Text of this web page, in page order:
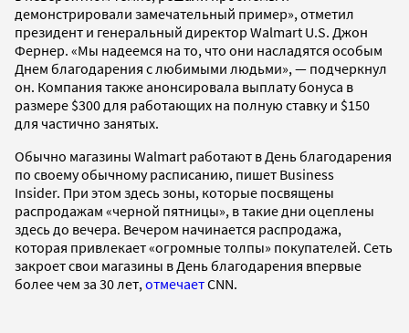
демонстрировали замечательный пример», отметил
президент и генеральный директор Walmart U.S. Джон
Фернер. «Мы надеемся на то, что они насладятся особым
Днем благодарения с любимыми людьми», — подчеркнул
он. Компания также анонсировала выплату бонуса в
размере $300 для работающих на полную ставку и $150
для частично занятых.
Обычно магазины Walmart работают в День благодарения
по своему обычному расписанию, пишет Business
Insider. При этом здесь зоны, которые посвящены
распродажам «черной пятницы», в такие дни оцеплены
здесь до вечера. Вечером начинается распродажа,
которая привлекает «огромные толпы» покупателей. Сеть
закроет свои магазины в День благодарения впервые
более чем за 30 лет, отмечаетCNN.